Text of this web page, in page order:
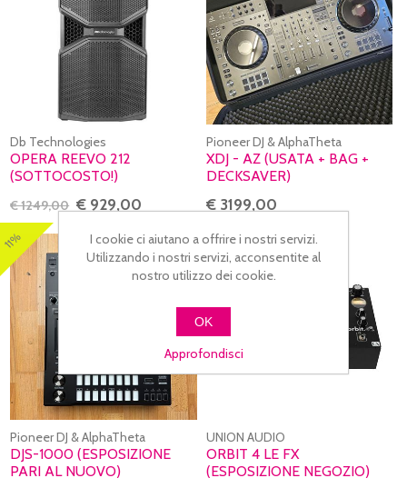
Db Technologies
OPERA REEVO 212
(SOTTOCOSTO!)
€ 1249,00 € 929,00
Pioneer DJ & AlphaTheta
XDJ - AZ (USATA + BAG +
DECKSAVER)
€ 3199,00
11%
Pioneer DJ & AlphaTheta
DJS-1000 (ESPOSIZIONE
PARI AL NUOVO)
17%
UNION AUDIO
ORBIT 4 LE FX
(ESPOSIZIONE NEGOZIO)
I cookie ci aiutano a offrire i nostri servizi.
Utilizzando i nostri servizi, acconsentite al
nostro utilizzo dei cookie.
OK
Approfondisci